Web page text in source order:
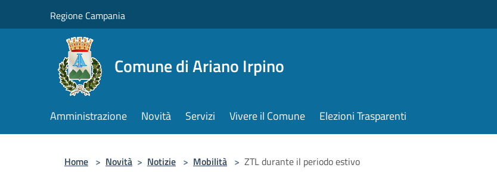
Regione Campania
Comune di Ariano Irpino
Amministrazione Novità Servizi Vivere il Comune Elezioni Trasparenti
Home > Novità > Notizie > Mobilità > ZTL durante il periodo estivo